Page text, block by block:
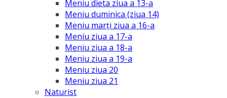
Meniu dieta ziua a 13-a
Meniu duminica (ziua 14)
Meniu marți ziua a 16-a
Meniu ziua a 17-a
Meniu ziua a 18-a
Meniu ziua a 19-a
Meniu ziua 20
Meniu ziua 21
Naturist